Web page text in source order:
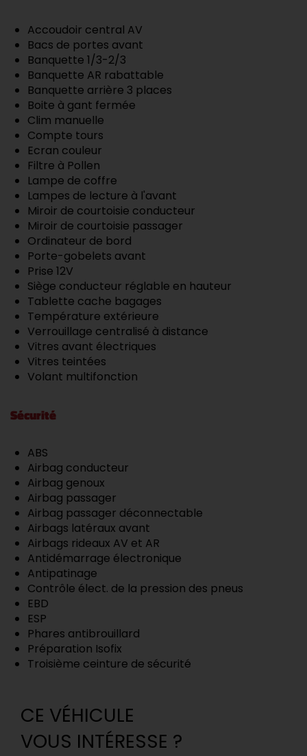
Accoudoir central AV
Bacs de portes avant
Banquette 1/3-2/3
Banquette AR rabattable
Banquette arrière 3 places
Boite à gant fermée
Clim manuelle
Compte tours
Ecran couleur
Filtre à Pollen
Lampe de coffre
Lampes de lecture à l'avant
Miroir de courtoisie conducteur
Miroir de courtoisie passager
Ordinateur de bord
Porte-gobelets avant
Prise 12V
Siège conducteur réglable en hauteur
Tablette cache bagages
Température extérieure
Verrouillage centralisé à distance
Vitres avant électriques
Vitres teintées
Volant multifonction
Sécurité
ABS
Airbag conducteur
Airbag genoux
Airbag passager
Airbag passager déconnectable
Airbags latéraux avant
Airbags rideaux AV et AR
Antidémarrage électronique
Antipatinage
Contrôle élect. de la pression des pneus
EBD
ESP
Phares antibrouillard
Préparation Isofix
Troisième ceinture de sécurité
CE VÉHICULE
VOUS INTÉRESSE ?